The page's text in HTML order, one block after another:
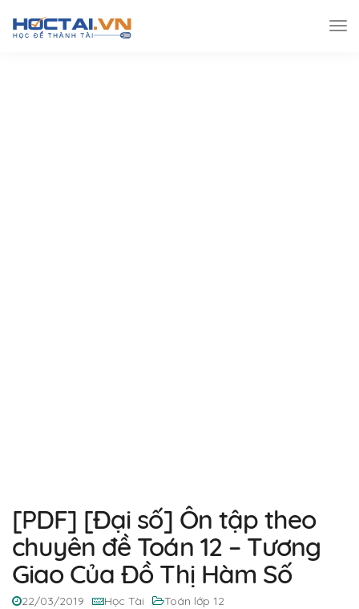
[PDF] [Đại số] Ôn tập theo
chuyên đề Toán 12 – Tương
Giao Của Đồ Thị Hàm Số
22/03/2019 Học Tài Toán lớp 12